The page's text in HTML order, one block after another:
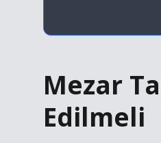
Mezar
Edilmeli